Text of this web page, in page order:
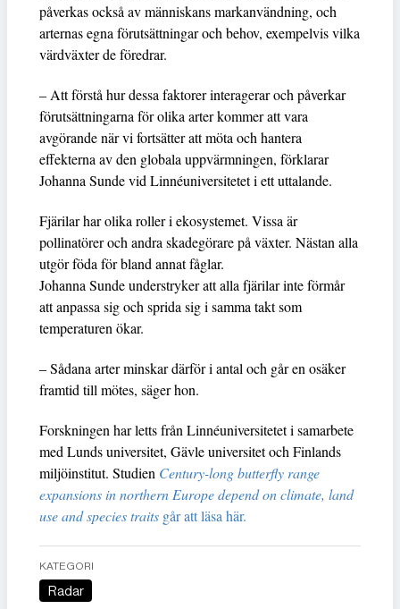
påverkas också av människans markanvändning, och
arternas egna förutsättningar och behov, exempelvis vilka
värdväxter de föredrar.
– Att förstå hur dessa faktorer interagerar och påverkar
förutsättningarna för olika arter kommer att vara
avgörande när vi fortsätter att möta och hantera
effekterna av den globala uppvärmningen, förklarar
Johanna Sunde vid Linnéuniversitetet i ett uttalande.
Fjärilar har olika roller i ekosystemet. Vissa är
pollinatörer och andra skadegörare på växter. Nästan alla
utgör föda för bland annat fåglar.
Johanna Sunde understryker att alla fjärilar inte förmår
att anpassa sig och sprida sig i samma takt som
temperaturen ökar.
– Sådana arter minskar därför i antal och går en osäker
framtid till mötes, säger hon.
Forskningen har letts från Linnéuniversitetet i samarbete
med Lunds universitet, Gävle universitet och Finlands
miljöinstitut. Studien Century-long butterfly range
expansions in northern Europe depend on climate, land
use and species traits går att läsa här.
KATEGORI
Radar